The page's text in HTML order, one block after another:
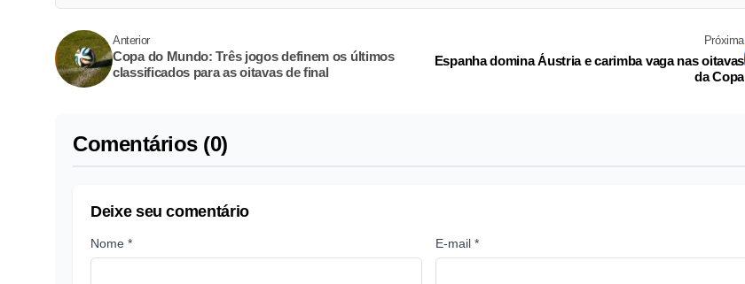
Anterior
Copa do Mundo: Três jogos definem os últimos
classificados para as oitavas de final
Próxima
Espanha domina Áustria e carimba vaga nas oitavas
da Copa
Comentários (0)
Deixe seu comentário
Nome * E-mail *